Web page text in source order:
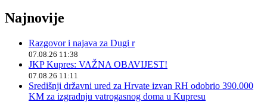
Najnovije
Razgovor i najava za Dugi r
07.08.26 11:38
JKP Kupres: VAŽNA OBAVIJEST!
07.08.26 11:11
Središnji državni ured za Hrvate izvan RH odobrio 390.000
KM za izgradnju vatrogasnog doma u Kupresu